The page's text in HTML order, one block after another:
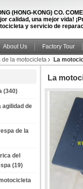
(HONG-KONG) CO.
calidad, una mejor vida!
y servicio de
About Us Factory Tour
de la motocicleta La
(340)
agilidad de
de la
del
(19)
La